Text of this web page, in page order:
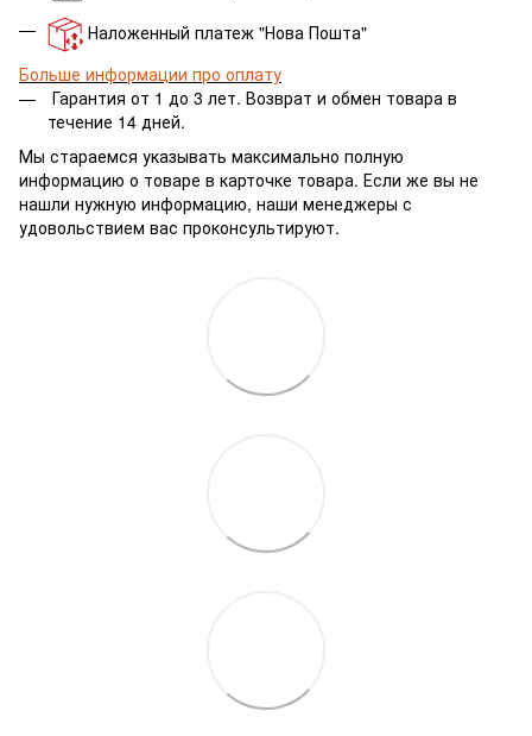
Наложенный платеж "Нова Пошта"
Больше информации про оплату
Гарантия от 1 до 3 лет. Возврат и обмен товара в
течение 14 дней.
Мы стараемся указывать максимально полную
информацию о товаре в карточке товара. Если же вы не
нашли нужную информацию, наши менеджеры с
удовольствием вас проконсультируют.